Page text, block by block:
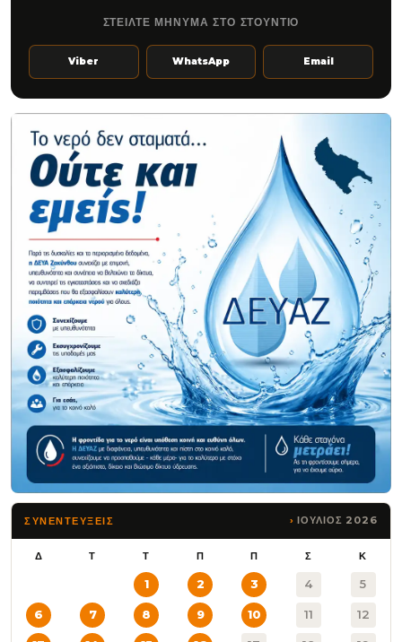
ΣΤΕΙΛΤΕ ΜΗΝΥΜΑ ΣΤΟ ΣΤΟΥΝΤΙΟ
Viber WhatsApp Email
ΣΥΝΕΝΤΕΥΞΕΙΣ ΙΟΥΛΙΟΣ 2026
Δ Τ Τ Π Π Σ Κ
1 2 3 4 5
6 7 8 9 10 11 12